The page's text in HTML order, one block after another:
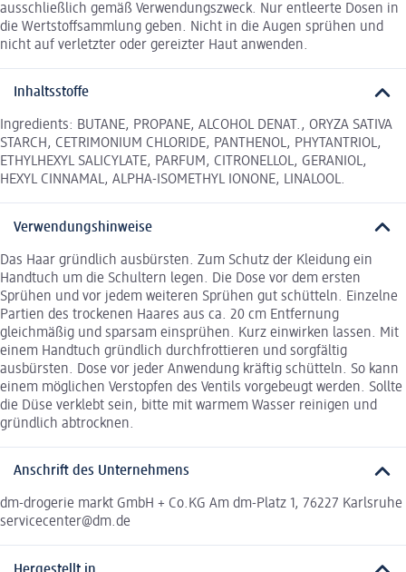
ausschließlich gemäß Verwendungszweck. Nur entleerte Dosen in
die Wertstoffsammlung geben. Nicht in die Augen sprühen und
nicht auf verletzter oder gereizter Haut anwenden.
Inhaltsstoffe
Ingredients: BUTANE, PROPANE, ALCOHOL DENAT., ORYZA SATIVA
STARCH, CETRIMONIUM CHLORIDE, PANTHENOL, PHYTANTRIOL,
ETHYLHEXYL SALICYLATE, PARFUM, CITRONELLOL, GERANIOL,
HEXYL CINNAMAL, ALPHA-ISOMETHYL IONONE, LINALOOL.
Verwendungshinweise
Das Haar gründlich ausbürsten. Zum Schutz der Kleidung ein
Handtuch um die Schultern legen. Die Dose vor dem ersten
Sprühen und vor jedem weiteren Sprühen gut schütteln. Einzelne
Partien des trockenen Haares aus ca. 20 cm Entfernung
gleichmäßig und sparsam einsprühen. Kurz einwirken lassen. Mit
einem Handtuch gründlich durchfrottieren und sorgfältig
ausbürsten. Dose vor jeder Anwendung kräftig schütteln. So kann
einem möglichen Verstopfen des Ventils vorgebeugt werden. Sollte
die Düse verklebt sein, bitte mit warmem Wasser reinigen und
gründlich abtrocknen.
Anschrift des Unternehmens
dm-drogerie markt GmbH + Co.KG Am dm-Platz 1, 76227 Karlsruhe
servicecenter@dm.de